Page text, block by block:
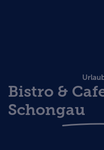
Bistro &
Schongau